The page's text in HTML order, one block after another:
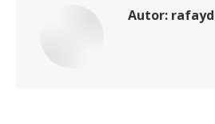
Autor: rafayd